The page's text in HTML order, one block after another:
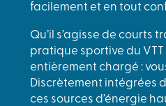
facilement et en tout
Qu’il s’agisse de courts
pratique sportive du VTT
entièrement chargé :
Discrètement intégrées
ces sources d’énergie